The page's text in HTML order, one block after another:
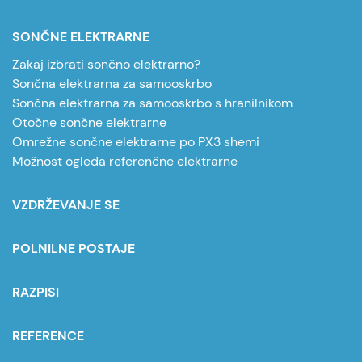
SONČNE ELEKTRARNE
Zakaj izbrati sončno elektrarno?
Sončna elektrarna za samooskrbo
Sončna elektrarna za samooskrbo s hranilnikom
Otočne sončne elektrarne
Omrežne sončne elektrarne po PX3 shemi
Možnost ogleda referenčne elektrarne
VZDRŽEVANJE SE
POLNILNE POSTAJE
RAZPISI
REFERENCE